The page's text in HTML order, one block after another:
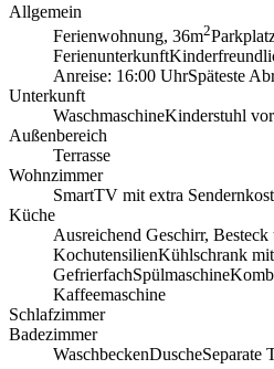
Allgemein
Ferienwohnung, 36m2
Ferienunterkunft
Anreise: 16:00 UhrSpäteste
Unterkunft
WaschmaschineKinderstuhl
Außenbereich
Terrasse
Wohnzimmer
SmartTV mit extra Sendern
Küche
Ausreichend Geschirr, Besteck
KochutensilienKühlschrank mit
GefrierfachSpülmaschine
Kaffeemaschine
Schlafzimmer
Badezimmer
WaschbeckenDuscheSeparate